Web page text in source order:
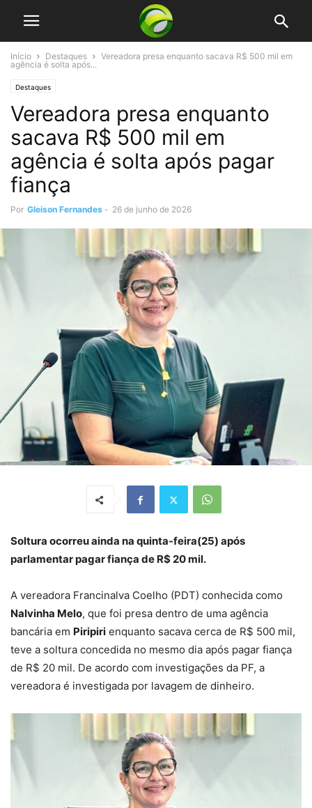
Início Destaques
Vereadora presa enquanto sacava R$ 500 mil em
agência é solta após...
Destaques
Vereadora presa enquanto
sacava R$ 500 mil em
agência é solta após pagar
fiança
Por Gleison Fernandes - 26 de junho de 2026
Soltura ocorreu ainda na quinta-feira(25) após
parlamentar pagar fiança de R$ 20 mil.
A vereadora Francinalva Coelho (PDT) conhecida como
Nalvinha Melo, que foi presa dentro de uma agência
bancária em Piripiri enquanto sacava cerca de R$ 500 mil,
teve a soltura concedida no mesmo dia após pagar fiança
de R$ 20 mil. De acordo com investigações da PF, a
vereadora é investigada por lavagem de dinheiro.